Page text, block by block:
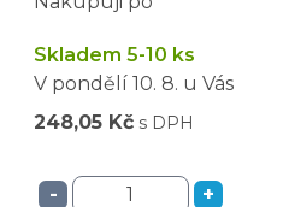
Skladem 5-10 ks
V pondělí 10. 8. u Vás
248,05 Kč s DPH
- +